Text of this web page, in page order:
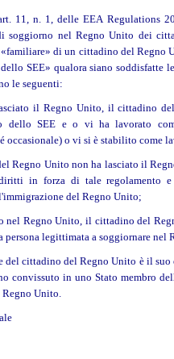
11, n. 1, delle EEA Regulations
soggiorno nel Regno Unito dei
di un cittadino del Regno
SEE» qualora siano soddisfatte
le seguenti:
il Regno Unito, il cittadino
dello SEE e o vi ha lavorato
occasionale) o vi si è stabilito come
Regno Unito non ha lasciato il
in forza di tale regolamento e
del Regno Unito;
nel Regno Unito, il cittadino del
persona legittimata a soggiornare nel
del cittadino del Regno Unito è il
convissuto in uno Stato membro
Unito.